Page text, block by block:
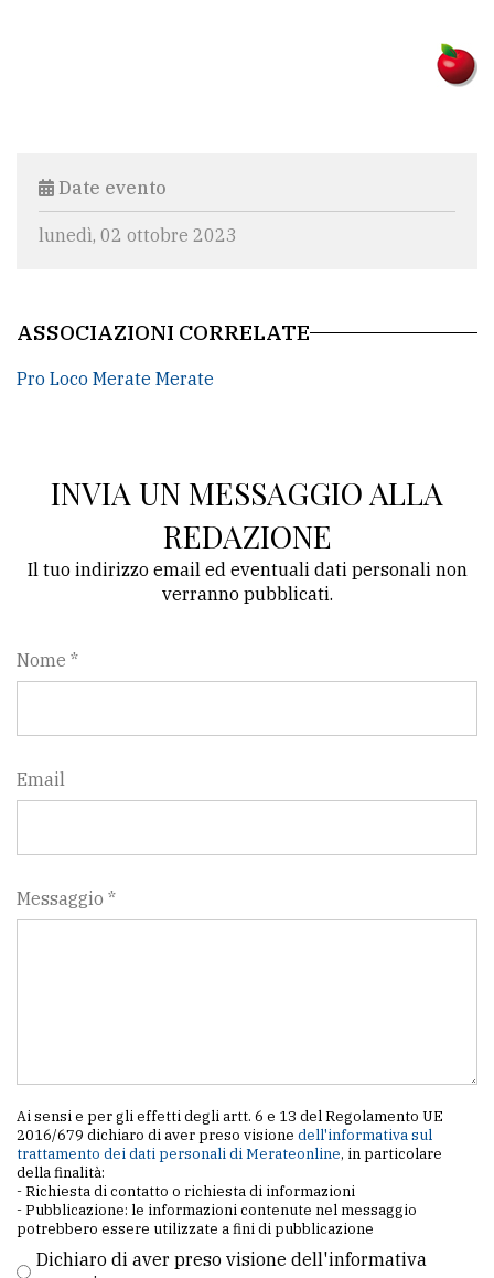
Date evento
lunedì, 02 ottobre 2023
ASSOCIAZIONI CORRELATE
Pro Loco Merate Merate
INVIA UN MESSAGGIO ALLA
REDAZIONE
Il tuo indirizzo email ed eventuali dati personali non
verranno pubblicati.
Nome *
Email
Messaggio *
Ai sensi e per gli effetti degli artt. 6 e 13 del Regolamento UE
2016/679 dichiaro di aver preso visione dell'informativa sul
trattamento dei dati personali di Merateonline, in particolare
della finalità:
- Richiesta di contatto o richiesta di informazioni
- Pubblicazione: le informazioni contenute nel messaggio
potrebbero essere utilizzate a fini di pubblicazione
Dichiaro di aver preso visione dell'informativa